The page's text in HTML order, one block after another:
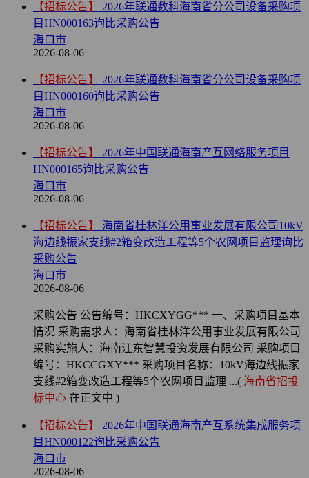
【招标公告】
2026年联通数科海南省分公司设备采购项
目HN000163询比采购公告
海口市
2026-08-06
【招标公告】
2026年联通数科海南省分公司设备采购项
目HN000160询比采购公告
海口市
2026-08-06
【招标公告】
2026年中国联通海南产互网络服务项目
HN000165询比采购公告
海口市
2026-08-06
【招标公告】
海南省桂林洋公用事业发展有限公司10kV
海边线振家支线#2箱变改造工程等5个农网项目监理询比
采购公告
海口市
2026-08-06
采购公告 公告编号：HKCXYGG*** 一、采购项目基本
情况 采购需求人：海南省桂林洋公用事业发展有限公司
采购实施人：海南江东智慧投资发展有限公司 采购项目
编号：HKCCGXY*** 采购项目名称：10kV海边线振家
支线#2箱变改造工程等5个农网项目监理 ...( 海南省招投
标中心 在正文中 )
【招标公告】
2026年中国联通海南产互系统集成服务项
目HN000122询比采购公告
海口市
2026-08-06